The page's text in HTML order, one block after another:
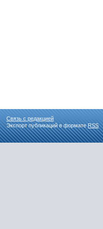
Связь с редакцией
Экспорт публикаций в форматеRSS